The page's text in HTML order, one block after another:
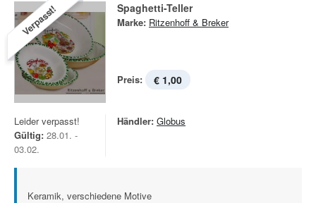
Verpasst! Spaghetti-Teller
Marke: Ritzenhoff & Breker
Preis: € 1,00
Leider verpasst!
Gültig: 28.01. -
03.02.
Händler: Globus
Keramik, verschiedene Motive